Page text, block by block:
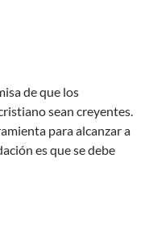
de que los
sean creyentes.
para alcanzar a
es que se debe